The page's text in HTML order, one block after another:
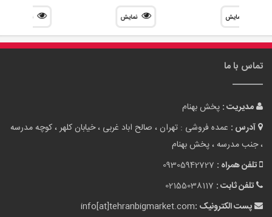
نمایش نمایش
تماس با ما
مدیریت : پخش بهنام
آدرس : عمده فروشی : تهران ، صالح اباد غربی ، خیابان کلهر ، کوچه مدرسه
، جنب مدرسه ، پخش بهنام
تلفن همراه : 09305942727
تلفن ثابت : 02155038117
پست الکترونیک :info[at]tehranbigmarket.com